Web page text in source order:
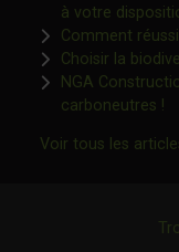
à votre
Comment
Choisir la
NGA
carboneutres !
Voir tous les